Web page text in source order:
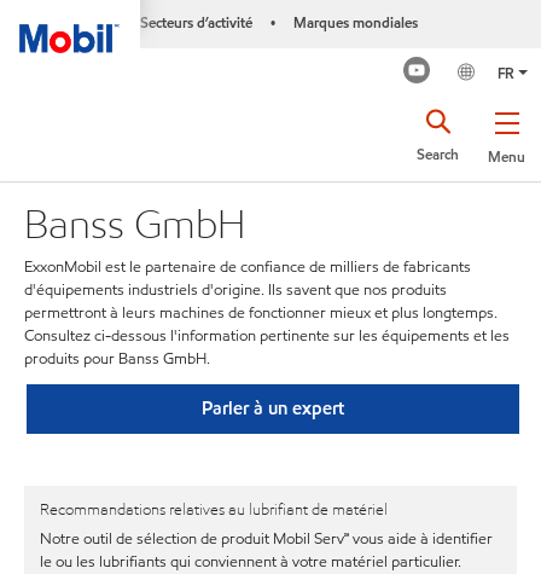
Secteurs d’activité • Marques mondiales
FR
Menu
Search
Banss GmbH
ExxonMobil est le partenaire de confiance de milliers de fabricants
d'équipements industriels d'origine. Ils savent que nos produits
permettront à leurs machines de fonctionner mieux et plus longtemps.
Consultez ci-dessous l'information pertinente sur les équipements et les
produits pour Banss GmbH.
Parler à un expert
Recommandations relatives au lubrifiant de matériel
Notre outil de sélection de produit Mobil Serv℠ vous aide à identifier
le ou les lubrifiants qui conviennent à votre matériel particulier.